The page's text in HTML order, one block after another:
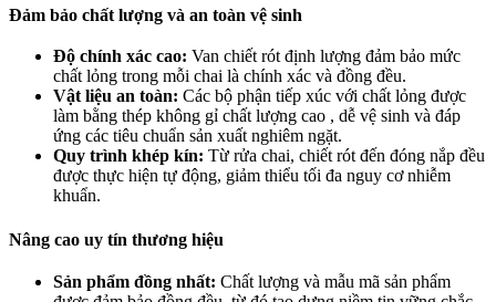
Đảm bảo chất lượng và an toàn vệ sinh
Độ chính xác cao: Van chiết rót định lượng đảm bảo mức
chất lỏng trong mỗi chai là chính xác và đồng đều.
Vật liệu an toàn: Các bộ phận tiếp xúc với chất lỏng được
làm bằng thép không gỉ chất lượng cao , dễ vệ sinh và đáp
ứng các tiêu chuẩn sản xuất nghiêm ngặt.
Quy trình khép kín: Từ rửa chai, chiết rót đến đóng nắp đều
được thực hiện tự động, giảm thiểu tối đa nguy cơ nhiễm
khuẩn.
Nâng cao uy tín thương hiệu
Sản phẩm đồng nhất: Chất lượng và mẫu mã sản phẩm